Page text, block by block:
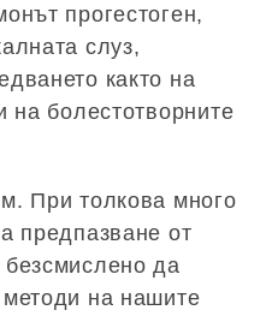
прогестоген,
слуз,
както на
на болестотворните
При толкова много
предпазване от
да
на нашите